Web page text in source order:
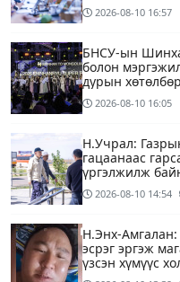
2026-08-10 16:57
БНСУ-ын
болон
дурын
байгууллаа
2026-08-10 16:05
Н.Учрал:
гацаанаас
үргэлжилж
2026-08-10 14:54
Н.Энх-
эсрэг эргэж
үзсэн хүмүүс
ярьж өгч